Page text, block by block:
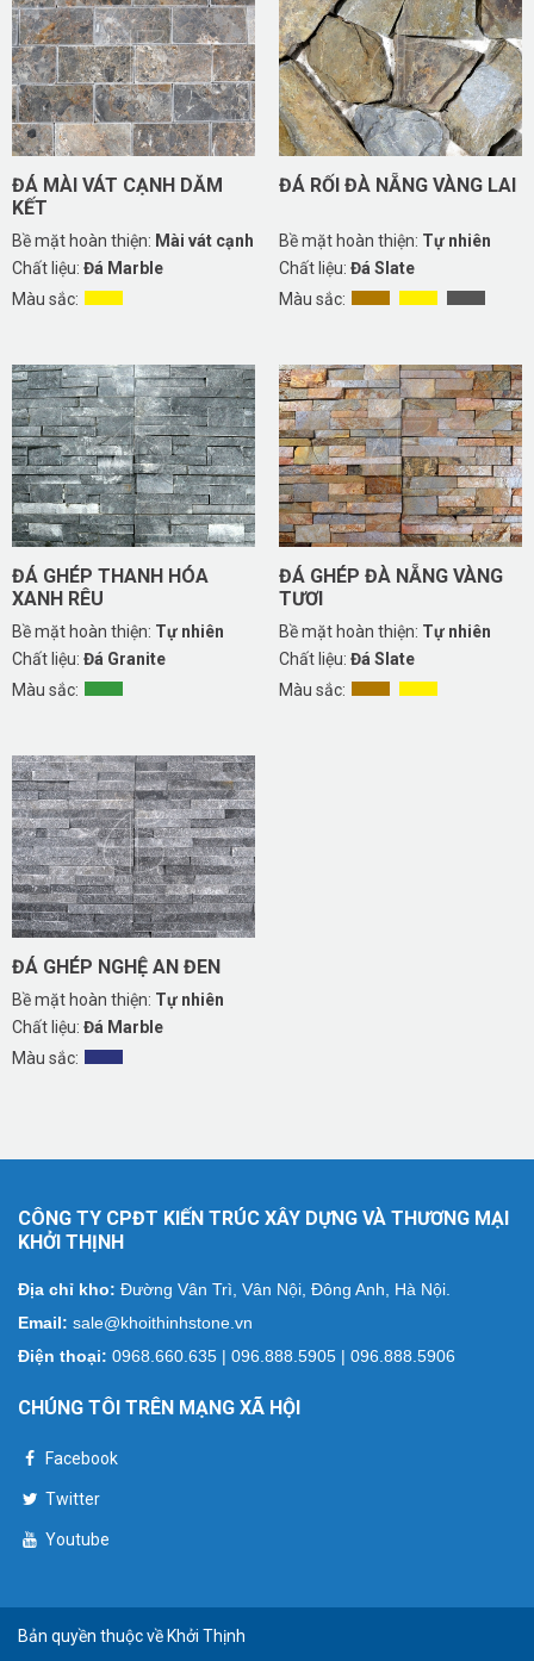
ĐÁ MÀI VÁT CẠNH DĂM
KẾT
Bề mặt hoàn thiện: Mài vát cạnh
Chất liệu: Đá Marble
Màu sắc:
ĐÁ RỐI ĐÀ NẴNG VÀNG LAI
Bề mặt hoàn thiện: Tự nhiên
Chất liệu: Đá Slate
Màu sắc:
ĐÁ GHÉP THANH HÓA
XANH RÊU
Bề mặt hoàn thiện: Tự nhiên
Chất liệu: Đá Granite
Màu sắc:
ĐÁ GHÉP ĐÀ NẴNG VÀNG
TƯƠI
Bề mặt hoàn thiện: Tự nhiên
Chất liệu: Đá Slate
Màu sắc:
ĐÁ GHÉP NGHỆ AN ĐEN
Bề mặt hoàn thiện: Tự nhiên
Chất liệu: Đá Marble
Màu sắc:
CÔNG TY CPĐT KIẾN TRÚC XÂY DỰNG VÀ THƯƠNG MẠI
KHỞI THỊNH
Địa chỉ kho: Đường Vân Trì, Vân Nội, Đông Anh, Hà Nội.
Email: sale@khoithinhstone.vn
Điện thoại: 0968.660.635 | 096.888.5905 | 096.888.5906
CHÚNG TÔI TRÊN MẠNG XÃ HỘI
Facebook
Twitter
Youtube
Bản quyền thuộc về Khởi Thịnh